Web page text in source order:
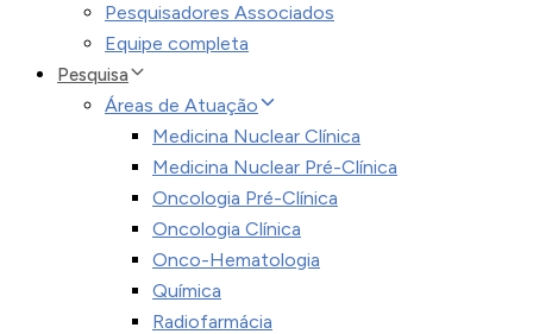
Pesquisadores Associados
Equipe completa
Pesquisa
Áreas de Atuação
Medicina Nuclear Clínica
Medicina Nuclear Pré-Clínica
Oncologia Pré-Clínica
Oncologia Clínica
Onco-Hematologia
Química
Radiofarmácia